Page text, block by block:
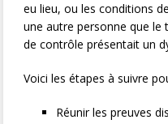
eu lieu, ou les conditions
une autre personne que le
de contrôle présentait un
Voici les étapes à suivre
Réunir les preuves